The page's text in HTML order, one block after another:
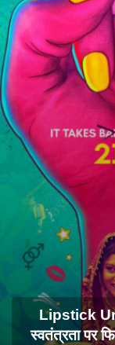
Lipstick
स्वतंत्रता पर